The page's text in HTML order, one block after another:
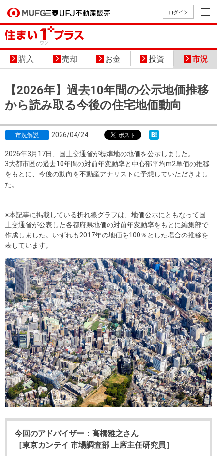
ログイン
買いたいTOP
中古
マン
探す
新
築・
建て
を探
す
資
用
物
件
を
探
す
用物
件を
探す
購入向け
サービス
住宅ロー
ンシミュ
レーショ
住まい1プ
ラス（お
役立ちコ
住まいと
暮らしの
購入ガイ
ド
売りたいTOP
無
料
売
却
売却
取り
金額
試算
売却向け
サービス
周辺相場
検索
住まい1プ
ラス（お
役立ちコ
ラム）
住まいと
暮らしの
税金の本
（電子ブ
ック）
売却ガイ
ド
店舗案内TOP
店舗のご
案内（首
店舗のご
案内（名
店舗のご
案内（関
会社情報TOP
ごあいさ
つ
会社概
要
MUFG
Way
沿革
本社地
ニュース
リリース
会社案内
（電子ブ
ック版）
採用情報TOP
新卒採用
情報
キャリア
採用情報
買いたい
売りたい
店舗案内
会社情報
採用情報
法人のお客さま
提携企業にお勤めの方
会員ページ
閉じる
購入 売却 お金 投資 市況
【2026年】過去10年間の公示地価推移
から読み取る今後の住宅地価動向
市況解説 2026/04/24
2026年3月17日、国土交通省が標準地の地価を公示しました。
3大都市圏の過去10年間の対前年変動率と中心部平均m2単価の推移
をもとに、今後の動向を不動産アナリストに予想していただきまし
た。
※本記事に掲載している折れ線グラフは、地価公示にともなって国
土交通省が公表した各都府県地価の対前年変動率をもとに編集部で
作成しました。いずれも2017年の地価を100％とした場合の推移を
表しています。
今回のアドバイザー：高橋雅之さん
［東京カンテイ 市場調査部 上席主任研究員］